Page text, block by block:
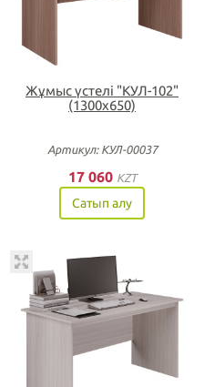
Жұмыс үстелі "КУЛ-102"
(1300х650)
Артикул: КУЛ-00037
17 060 KZT
Сатып алу